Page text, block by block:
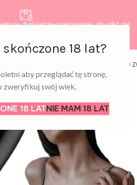
skończone 18 lat?
aby przeglądać tę stronę,
zweryfikuj swój wiek.
18 LATNIE MAM 18 LAT
w dyskretne opakowanie, aby nikt nie
0,00